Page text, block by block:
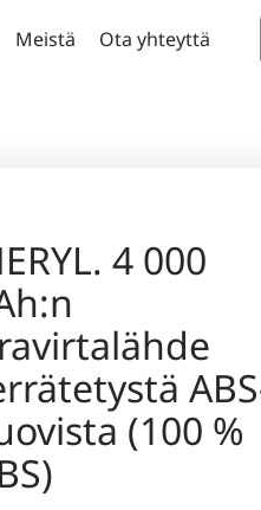
Meistä Ota yhteyttä
4 000
(100 %